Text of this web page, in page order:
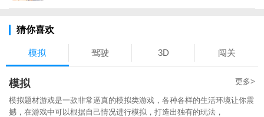
猜你喜欢
模拟 驾驶 3D 闯关
模拟 更多>
模拟题材游戏是一款非常逼真的模拟类游戏，各种各样的生活环境让你震
撼，在游戏中可以根据自己情况进行模拟，打造出独有的玩法，